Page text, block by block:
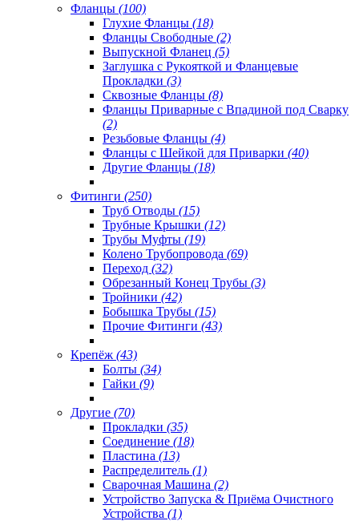
Фланцы (100)
Глухие Фланцы (18)
Фланцы Свободные (2)
Выпускной Фланец (5)
Заглушка с Рукояткой и Фланцевые
Прокладки (3)
Сквозные Фланцы (8)
Фланцы Приварные с Впадиной под Сварку
(2)
Резьбовые Фланцы (4)
Фланцы с Шейкой для Приварки (40)
Другие Фланцы (18)
Фитинги (250)
Труб Отводы (15)
Трубные Крышки (12)
Трубы Муфты (19)
Колено Трубопровода (69)
Переход (32)
Обрезанный Конец Трубы (3)
Тройники (42)
Бобышка Трубы (15)
Прочие Фитинги (43)
Крепёж (43)
Болты (34)
Гайки (9)
Другие (70)
Прокладки (35)
Соединение (18)
Пластина (13)
Распределитель (1)
Сварочная Машина (2)
Устройство Запуска & Приёма Очистного
Устройства (1)